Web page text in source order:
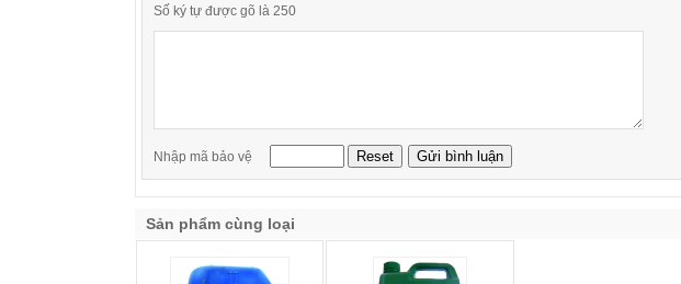
Số ký tự được gõ là 250
Nhập mã bảo vệ
Sản phẩm cùng loại